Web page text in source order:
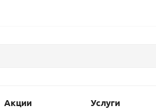
Акции Услуги